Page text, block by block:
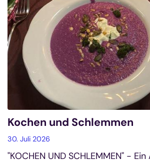
Kochen und Schlemmen
30. Juli 2026
"KOCHEN UND SCHLEMMEN" -